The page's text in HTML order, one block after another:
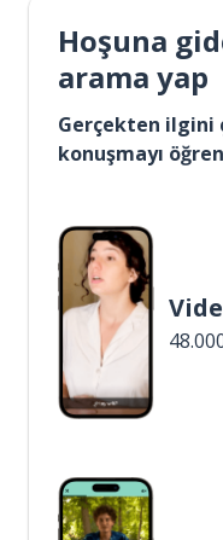
Hoşuna
arama yap
Gerçekten ilgini
konuşmayı öğren